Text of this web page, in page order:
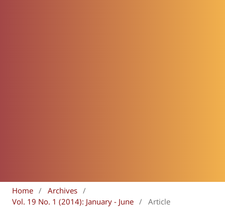
Home / Archives /
Vol. 19 No. 1 (2014): January - June / Article